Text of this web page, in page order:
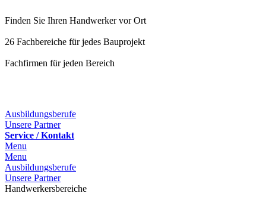
Finden Sie Ihren Handwerker vor Ort
26 Fachbereiche für jedes Bauprojekt
Fachfirmen für jeden Bereich
Ausbildungsberufe
Unsere Partner
Service / Kontakt
Menu
Menu
Ausbildungsberufe
Unsere Partner
Handwerkersbereiche